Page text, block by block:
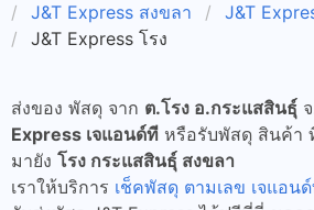
J&T Express สงขลา
J&T
J&T Express โรง
ส่งของ พัสดุ จาก ต.โรง อ.กระแสสินธุ์
Express เจแอนด์ที หรือรับพัสดุ สินค้า
มายัง โรง กระแสสินธุ์ สงขลา
เราให้บริการ เช็คพัสดุ ตามเลข เจแอน